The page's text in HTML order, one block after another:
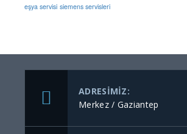
eşya servisi siemens servisleri
ADRESIMIZ:
Merkez / Gaziantep